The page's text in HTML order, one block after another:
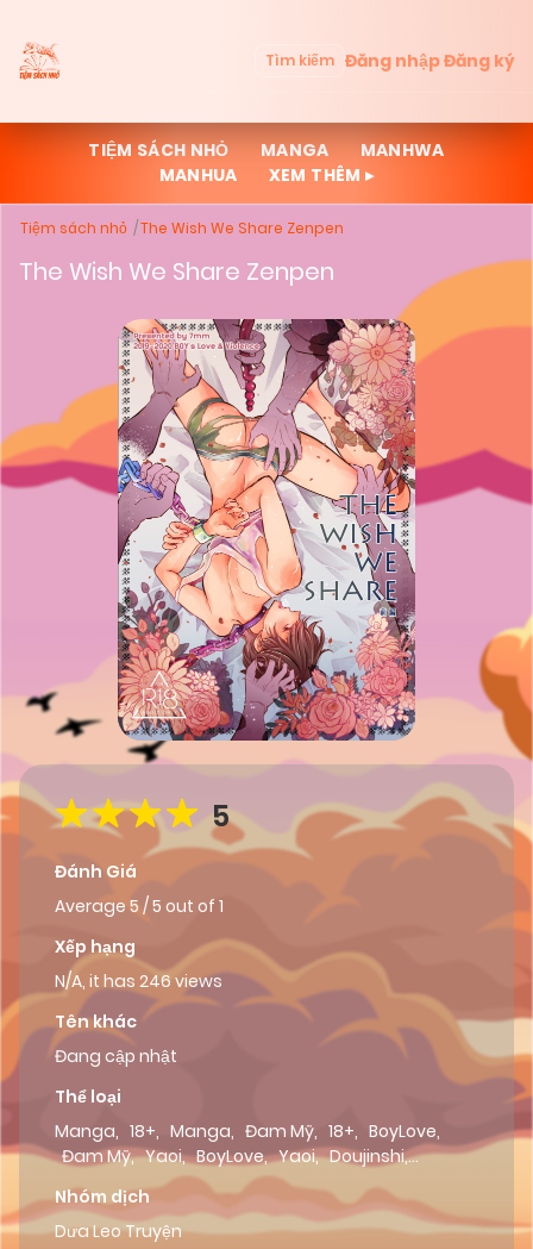
Tìm kiếm Đăng nhậpĐăng ký
TIỆM SÁCH NHỎ MANGA
MANHWA
MANHUA
XEM THÊM ▸
Tiệm sách nhỏ The Wish We Share Zenpen
The Wish We Share Zenpen
5
Đánh Giá
Average 5 /5 out of 1
Xếp hạng
N/A, it has 246 views
Tên khác
Đang cập nhật
Thể loại
Manga, 18+, Manga, Đam Mỹ, 18+, BoyLove,
Đam Mỹ, Yaoi, BoyLove, Yaoi, Doujinshi,
Nhóm dịch
Dưa Leo Truyện